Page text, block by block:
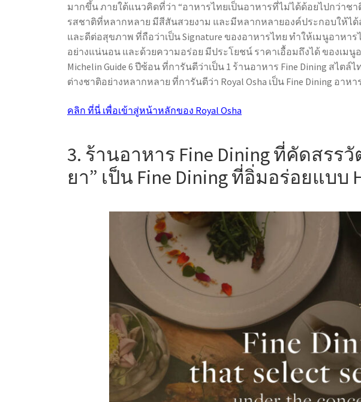
มากขึ้น ภายใต้แนวคิดที่ว่า “อาหารไทยเป็นอาหารที่ไม่ได้ด้อยไปกว่า
รสชาติที่หลากหลาย มีสีสันสวยงาม และมีหลากหลายองค์ประกอบให้ไ
และดีต่อสุขภาพ ที่ถือว่าเป็น Signature ของอาหารไทย ทำให้เมนูอาหาร
อย่างแน่นอน และด้วยความอร่อย มีประโยชน์ ราคาเอื้อมถึงได้ ของเมนู
Michelin Guide 6 ปีซ้อน ที่การันตีว่าเป็น 1 ร้านอาหาร Fine Dining สไตล์ไ
ต่างชาติอย่างหลากหลาย ที่การันตีว่า Royal Osha เป็น Fine Dining อาหา
คลิก ที่นี่ เพื่อเข้าสู่หน้าหลักของ Royal Osha
3. ร้านอาหาร Fine Diningที่คัดสรรวั
ยา” เป็น Fine Diningที่อิ่มอร่อยแบบ